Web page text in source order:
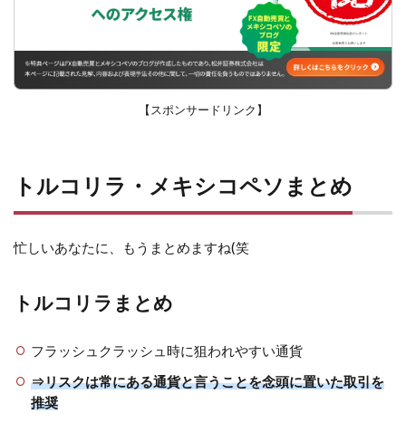
【スポンサードリンク】
トルコリラ・メキシコペソまとめ
忙しいあなたに、もうまとめますね(笑
トルコリラまとめ
フラッシュクラッシュ時に狙われやすい通貨
⇒リスクは常にある通貨と言うことを念頭に置いた取引を
推奨